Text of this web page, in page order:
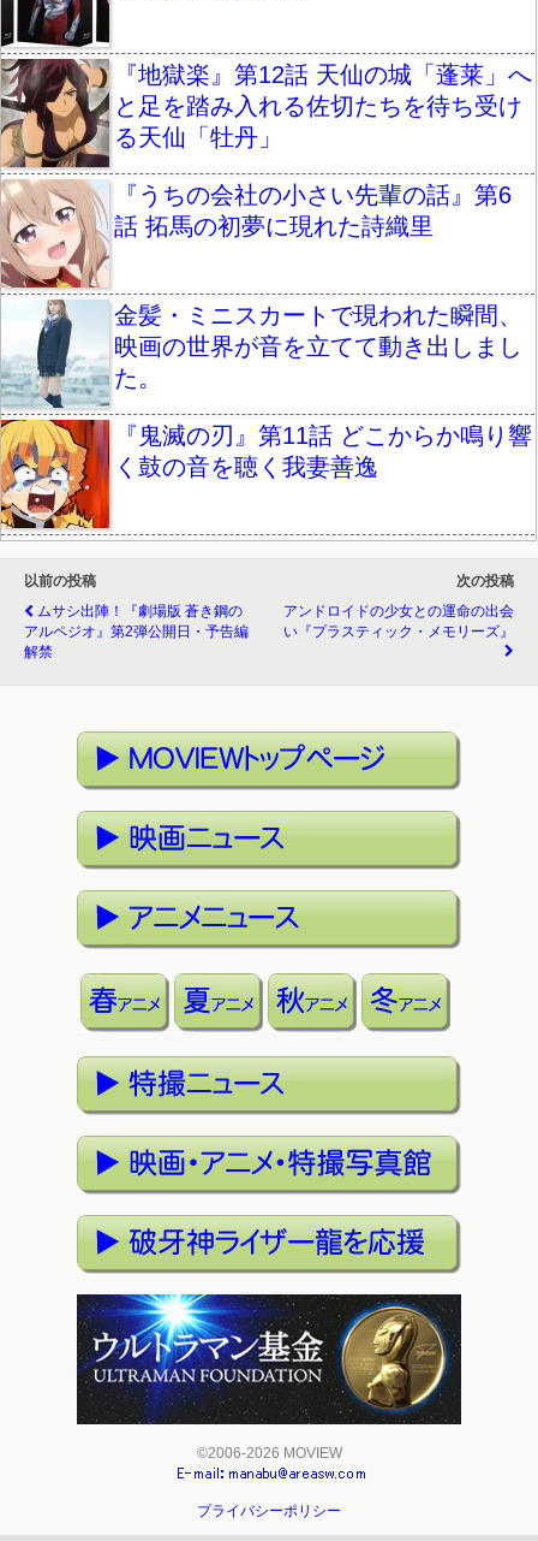
『地獄楽』第12話 天仙の城「蓬莱」へ
と足を踏み入れる佐切たちを待ち受け
る天仙「牡丹」
『うちの会社の小さい先輩の話』第6
話 拓馬の初夢に現れた詩織里
金髪・ミニスカートで現われた瞬間、
映画の世界が音を立てて動き出しまし
た。
『鬼滅の刃』第11話 どこからか鳴り響
く鼓の音を聴く我妻善逸
以前の投稿
ムサシ出陣！『劇場版 蒼き鋼の
アルペジオ』第2弾公開日・予告編
解禁
次の投稿
アンドロイドの少女との運命の出会
い『プラスティック・メモリーズ』
©2006-2026 MOVIEW
プライバシーポリシー